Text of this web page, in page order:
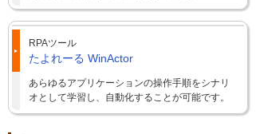
RPAツール
たよれーる WinActor
あらゆるアプリケーションの操作手順をシナリ
オとして学習し、自動化することが可能です。